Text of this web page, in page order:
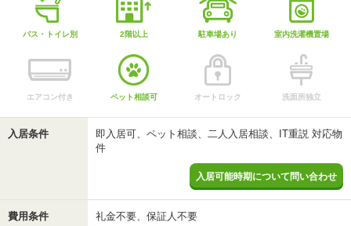
バス・トイレ別 2階以上 駐車場あり 室内洗濯機置場
エアコン付き ペット相談可 オートロック 洗面所独立
入居条件
即入居可、ペット相談、二人入居相談、IT重説 対応物
件
入居可能時期について問い合わせ
費用条件 礼金不要、保証人不要